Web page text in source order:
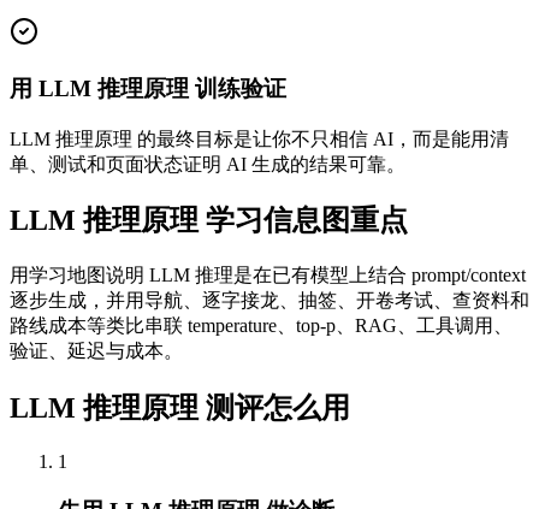
用 LLM 推理原理 训练验证
LLM 推理原理 的最终目标是让你不只相信 AI，而是能用清
单、测试和页面状态证明 AI 生成的结果可靠。
LLM 推理原理 学习信息图重点
用学习地图说明 LLM 推理是在已有模型上结合 prompt/context
逐步生成，并用导航、逐字接龙、抽签、开卷考试、查资料和
路线成本等类比串联 temperature、top-p、RAG、工具调用、
验证、延迟与成本。
LLM 推理原理 测评怎么用
1